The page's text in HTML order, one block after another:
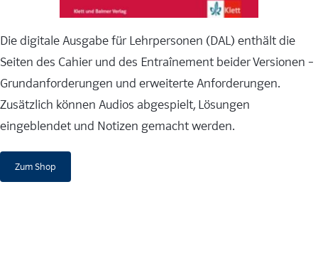
Die digitale Ausgabe für Lehrpersonen (DAL) enthält die
Seiten des Cahier und des Entraînement beider Versionen –
Grundanforderungen und erweiterte Anforderungen.
Zusätzlich können Audios abgespielt, Lösungen
eingeblendet und Notizen gemacht werden.
Zum Shop